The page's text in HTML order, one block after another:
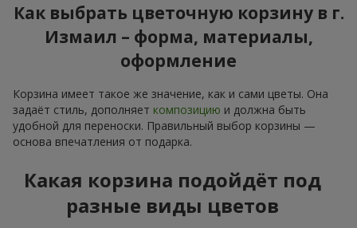
Как выбрать цветочную корзину в г.
Измаил – форма, материалы,
оформление
Корзина имеет такое же значение, как и сами цветы. Она
задаёт стиль, дополняет композицию и должна быть
удобной для переноски. Правильный выбор корзины —
основа впечатления от подарка.
Какая корзина подойдёт под
разные виды цветов